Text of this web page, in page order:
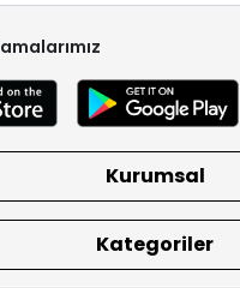
Kurumsal
Kategoriler